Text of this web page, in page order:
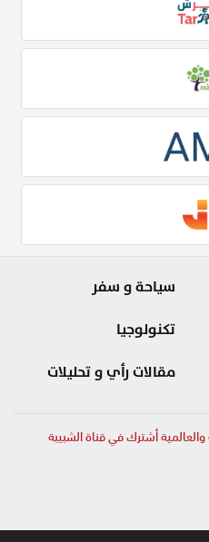
سياحة و سفر
تكنولوجيا
مقالات رأي و تحليلات
والعالمية أشترك في قناة الشبيبة